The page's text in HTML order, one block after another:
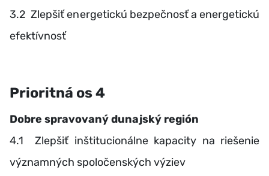
3.2 Zlepšiť energetickú bezpečnosť a energetickú
efektívnosť
Prioritná os 4
Dobre spravovaný dunajský región
4.1 Zlepšiť inštitucionálne kapacity na riešenie
významných spoločenských výziev